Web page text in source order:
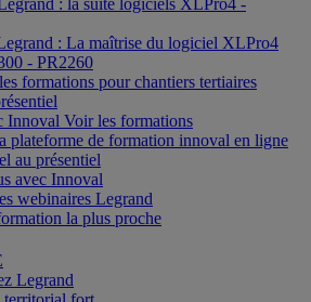
: la suite logiciels XLPro4 -
: La maîtrise du logiciel XLPro4
- PR2260
formations pour chantiers tertiaires
Innoval Voir les formations
plateforme de formation innoval en ligne
au présentiel
avec Innoval
webinaires Legrand
la plus proche
Legrand